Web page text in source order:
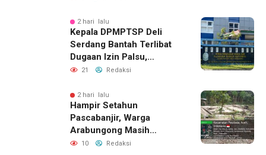
2 hari lalu
Kepala DPMPTSP Deli
Serdang Bantah Terlibat
Dugaan Izin Palsu,
Tegaskan Proses
Jalur Resmi
21 Redaksi
2 hari lalu
Hampir Setahun
Pascabanjir, Warga
Arabungong Masih
Menunggu Bantuan
10 Redaksi